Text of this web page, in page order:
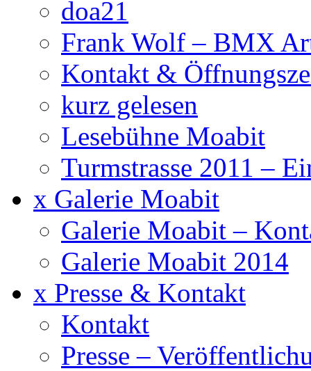
doa21
Frank Wolf – BMX
Kontakt &
kurz gelesen
Lesebühne Moabit
Turmstrasse 2011 –
x Galerie Moabit
Galerie Moabit –
Galerie Moabit 2014
x Presse & Kontakt
Kontakt
Presse –